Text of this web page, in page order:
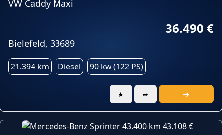
VW Caddy Maxi
36.490 €
Bielefeld, 33689
21.394 km Diesel 90 kw (122 PS)
★ ➦ ➜